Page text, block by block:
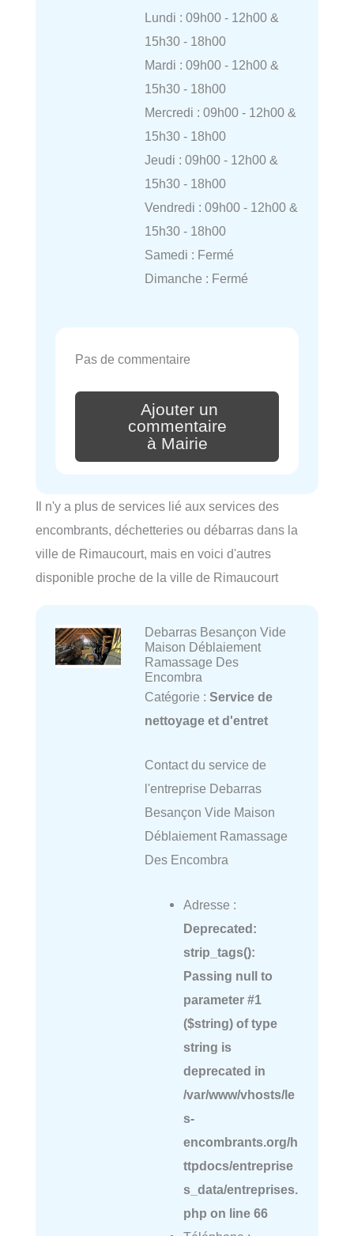
Lundi : 09h00 - 12h00 &
15h30 - 18h00
Mardi : 09h00 - 12h00 &
15h30 - 18h00
Mercredi : 09h00 - 12h00 &
15h30 - 18h00
Jeudi : 09h00 - 12h00 &
15h30 - 18h00
Vendredi : 09h00 - 12h00 &
15h30 - 18h00
Samedi : Fermé
Dimanche : Fermé
Pas de commentaire
Ajouter un
commentaire
à Mairie
Il n'y a plus de services lié aux services des
encombrants, déchetteries ou débarras dans la
ville de Rimaucourt, mais en voici d'autres
disponible proche de la ville de Rimaucourt
Debarras Besançon Vide
Maison Déblaiement
Ramassage Des
Encombra
Catégorie : Service de
nettoyage et d'entret
Contact du service de
l'entreprise Debarras
Besançon Vide Maison
Déblaiement Ramassage
Des Encombra
Adresse :
Deprecated:
strip_tags():
Passing null to
parameter #1
($string) of type
string is
deprecated in
/var/www/vhosts/le
s-
encombrants.org/h
ttpdocs/entreprise
s_data/entreprises.
php on line 66